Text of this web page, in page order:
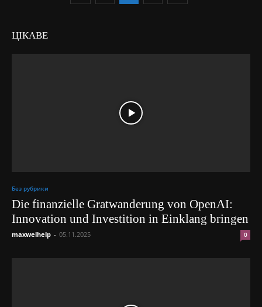
ЦІКАВЕ
Без рубрики
Die finanzielle Gratwanderung von OpenAI:
Innovation und Investition in Einklang bringen
maxwelhelp - 05.11.2025 0